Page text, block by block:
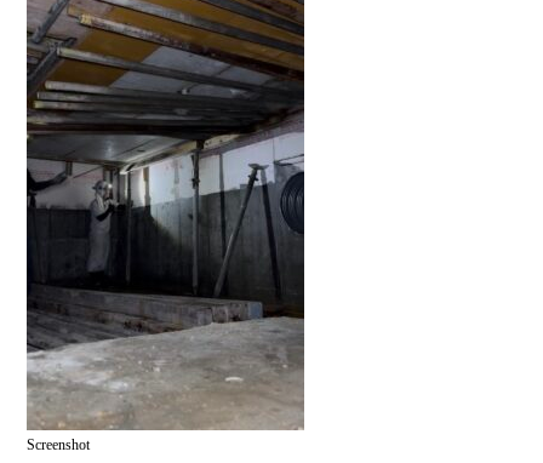
Screenshot